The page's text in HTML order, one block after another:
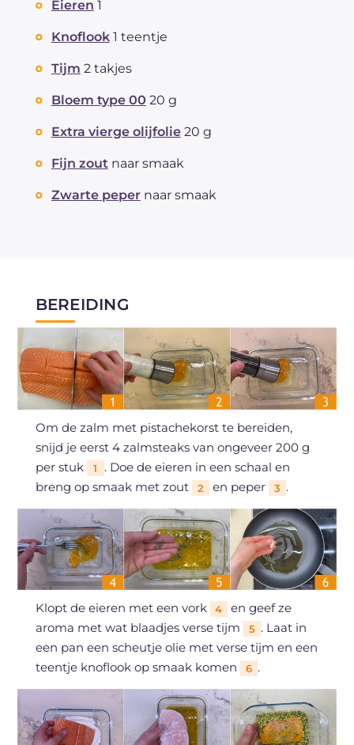
Eieren 1
Knoflook 1 teentje
Tijm 2 takjes
Bloem type 00 20 g
Extra vierge olijfolie 20 g
Fijn zout naar smaak
Zwarte peper naar smaak
BEREIDING
Om de zalm met pistachekorst te bereiden,
snijd je eerst 4 zalmsteaks van ongeveer 200 g
per stuk
1
. Doe de eieren in een schaal en
breng op smaak met zout
2 en peper 3 .
Klopt de eieren met een vork 4
en geef ze
aroma met wat blaadjes verse tijm
5 . Laat in
een pan een scheutje olie met verse tijm en een
teentje knoflook op smaak komen
6 .